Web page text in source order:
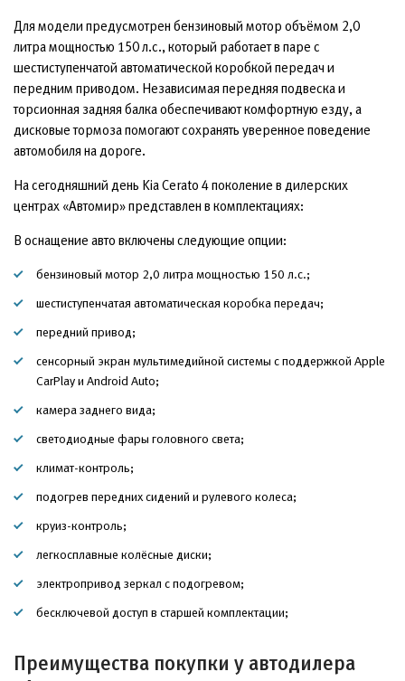
Для модели предусмотрен бензиновый мотор объёмом 2,0
литра мощностью 150 л.с., который работает в паре с
шестиступенчатой автоматической коробкой передач и
передним приводом. Независимая передняя подвеска и
торсионная задняя балка обеспечивают комфортную езду, а
дисковые тормоза помогают сохранять уверенное поведение
автомобиля на дороге.
На сегодняшний день Kia Cerato 4 поколение в дилерских
центрах «Автомир» представлен в комплектациях:
В оснащение авто включены следующие опции:
бензиновый мотор 2,0 литра мощностью 150 л.с.;
шестиступенчатая автоматическая коробка передач;
передний привод;
сенсорный экран мультимедийной системы с поддержкой Apple
CarPlay и Android Auto;
камера заднего вида;
светодиодные фары головного света;
климат-контроль;
подогрев передних сидений и рулевого колеса;
круиз-контроль;
легкосплавные колёсные диски;
электропривод зеркал с подогревом;
бесключевой доступ в старшей комплектации;
Преимущества покупки у автодилера